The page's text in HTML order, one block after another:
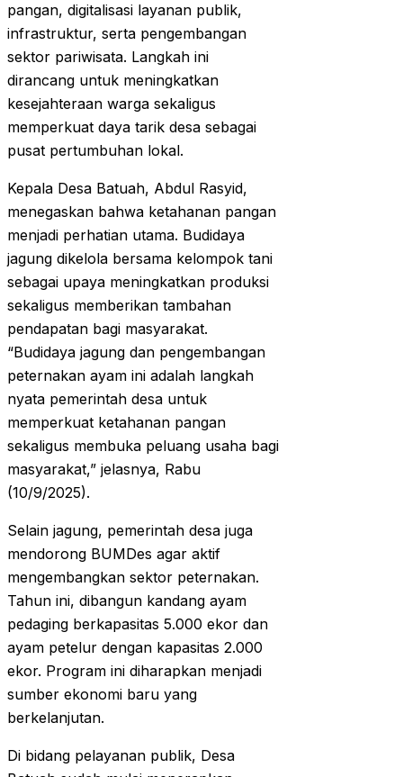
pangan, digitalisasi layanan publik,
infrastruktur, serta pengembangan
sektor pariwisata. Langkah ini
dirancang untuk meningkatkan
kesejahteraan warga sekaligus
memperkuat daya tarik desa sebagai
pusat pertumbuhan lokal.
Kepala Desa Batuah, Abdul Rasyid,
menegaskan bahwa ketahanan pangan
menjadi perhatian utama. Budidaya
jagung dikelola bersama kelompok tani
sebagai upaya meningkatkan produksi
sekaligus memberikan tambahan
pendapatan bagi masyarakat.
“Budidaya jagung dan pengembangan
peternakan ayam ini adalah langkah
nyata pemerintah desa untuk
memperkuat ketahanan pangan
sekaligus membuka peluang usaha bagi
masyarakat,” jelasnya, Rabu
(10/9/2025).
Selain jagung, pemerintah desa juga
mendorong BUMDes agar aktif
mengembangkan sektor peternakan.
Tahun ini, dibangun kandang ayam
pedaging berkapasitas 5.000 ekor dan
ayam petelur dengan kapasitas 2.000
ekor. Program ini diharapkan menjadi
sumber ekonomi baru yang
berkelanjutan.
Di bidang pelayanan publik, Desa